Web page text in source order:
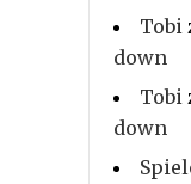
Tobi
down
Tobi
down